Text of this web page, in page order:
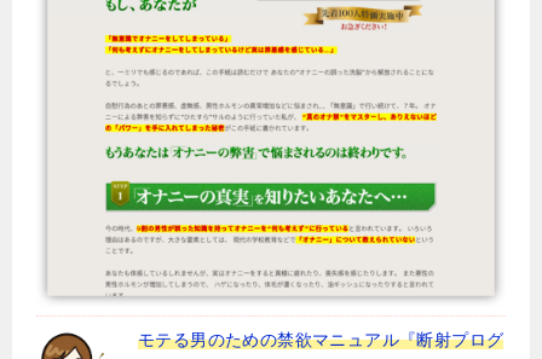
モテる男のための禁欲マニュアル『断射プログ